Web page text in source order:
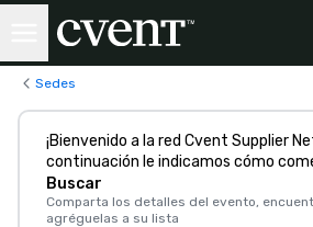
Sedes
¡Bienvenido a la red Cvent Supplier
continuación le indicamos cómo
Buscar
Comparta los detalles del evento,
agréguelas a su lista